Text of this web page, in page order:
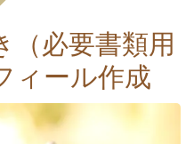
（必要書類用
ィール作成